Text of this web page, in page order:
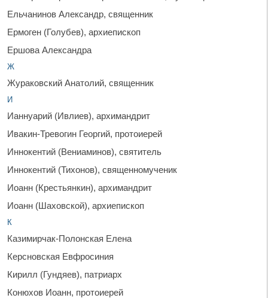
Ельчанинов Александр, священник
Ермоген (Голубев), архиепископ
Ершова Александра
Ж
Жураковский Анатолий, священник
И
Ианнуарий (Ивлиев), архимандрит
Ивакин-Тревогин Георгий, протоиерей
Иннокентий (Вениаминов), святитель
Иннокентий (Тихонов), священномученик
Иоанн (Крестьянкин), архимандрит
Иоанн (Шаховской), архиепископ
К
Казимирчак-Полонская Елена
Керсновская Евфросиния
Кирилл (Гундяев), патриарх
Конюхов Иоанн, протоиерей